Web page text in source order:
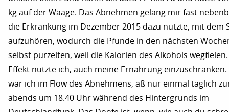
kg auf der Waage. Das Abnehmen gelang mir fast
die Erkrankung im Dezember 2015 dazu nutzte, mit dem
aufzuhören, wodurch die Pfunde in den nächsten
selbst purzelten, weil die Kalorien des Alkohols
Effekt nutzte ich, auch meine Ernährung
war ich im Flow des Abnehmens, aß nur einmal täglich
abends um 18.40 Uhr während des Hintergrunds im